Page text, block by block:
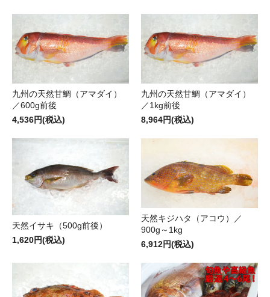
九州の天然甘鯛（アマダイ）
／600g前後
4,536円(税込)
九州の天然甘鯛（アマダイ）
／1kg前後
8,964円(税込)
天然イサキ（500g前後）
1,620円(税込)
天然キジハタ（アコウ）／
900g～1kg
6,912円(税込)